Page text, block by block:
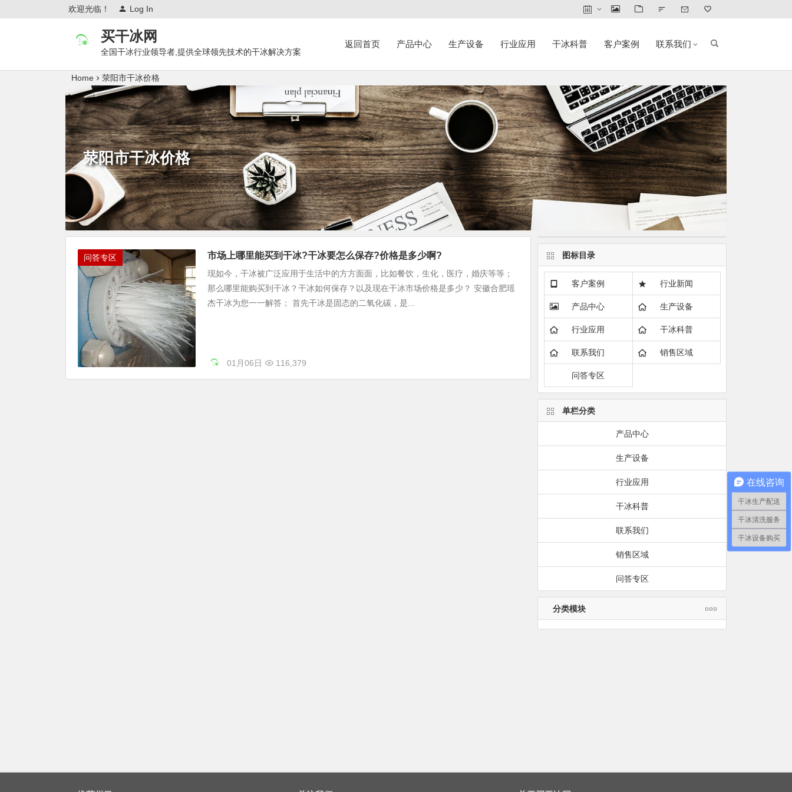
欢迎光临！ Log In
买干冰网
全国干冰行业领导者,提供全球领先技术的干冰解决方案
返回首页 产品中心 生产设备 行业应用 干冰科普 客户案例 联系我们
Home 荥阳市干冰价格
荥阳市干冰价格
问答专区 市场上哪里能买到干冰?干冰要怎么保存?价格是多少啊?
现如今，干冰被广泛应用于生活中的方方面面，比如餐饮，生化，医疗，婚庆等等；
那么哪里能购买到干冰？干冰如何保存？以及现在干冰市场价格是多少？ 安徽合肥瑶
杰干冰为您一一解答； 首先干冰是固态的二氧化碳，是...
01月06日 116,379
图标目录
客户案例 行业新闻
产品中心 生产设备
行业应用 干冰科普
联系我们 销售区域
问答专区
单栏分类
产品中心
生产设备
行业应用
干冰科普
联系我们
销售区域
问答专区
分类模块
在线咨询
干冰生产配送
干冰清洗服务
干冰设备购买